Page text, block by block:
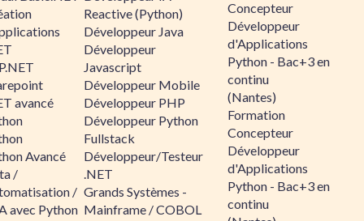
avancé
Avancé
/
/
avec Python
Reactive (Python)
Développeur Java
Développeur
Javascript
Développeur Mobile
Développeur PHP
Développeur Python
Fullstack
Développeur/Testeur
.NET
Grands Systèmes -
Mainframe / COBOL
Concepteur
Développeur
d'Applications
Python - Bac+3 en
continu
(Nantes)
Formation
Concepteur
Développeur
d'Applications
Python - Bac+3 en
continu